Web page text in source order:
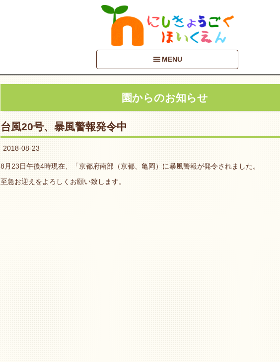
MENU
園からのお知らせ
台風20号、暴風警報発令中
2018-08-23
8月23日午後4時現在、「京都府南部（京都、亀岡）に暴風警報が発令されました。
至急お迎えをよろしくお願い致します。